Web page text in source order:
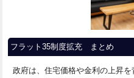
フラット35制度拡充 まとめ
政府は、住宅価格や金利の上昇